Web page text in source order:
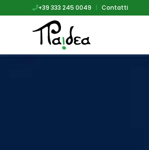
+39 333 245 0049 | Contatti